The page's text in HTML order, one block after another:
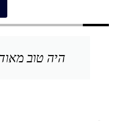
היה טוב